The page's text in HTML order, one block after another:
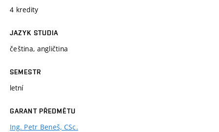
4 kredity
JAZYK STUDIA
čeština, angličtina
SEMESTR
letní
GARANT PŘEDMĚTU
Ing. Petr Beneš, CSc.